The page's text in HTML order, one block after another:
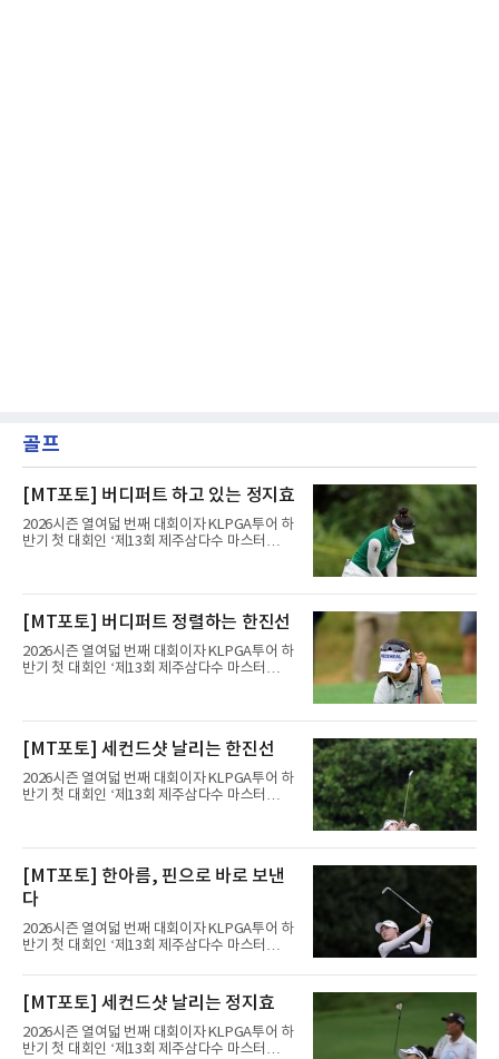
골프
[MT포토] 버디퍼트 하고 있는 정지효
2026시즌 열여덟 번째 대회이자 KLPGA투어 하
반기 첫 대회인 ‘제13회 제주삼다수 마스터
트(파72/6,767야드)에서 열리고 있다.8일 현재
에서 경기하고 있다.
[MT포토] 버디퍼트 정렬하는 한진선
2026시즌 열여덟 번째 대회이자 KLPGA투어 하
반기 첫 대회인 ‘제13회 제주삼다수 마스터
트(파72/6,767야드)에서 열리고 있다.8일 현재
에서 경기하고 있다.
[MT포토] 세컨드샷 날리는 한진선
2026시즌 열여덟 번째 대회이자 KLPGA투어 하
반기 첫 대회인 ‘제13회 제주삼다수 마스터
트(파72/6,767야드)에서 열리고 있다.8일 현재
에서 경기하고 있다.
[MT포토] 한아름, 핀으로 바로 보낸
다
2026시즌 열여덟 번째 대회이자 KLPGA투어 하
반기 첫 대회인 ‘제13회 제주삼다수 마스터
제주도 서귀포시에 위치한 테디밸리 골프앤리조
트(파72/6,767야드)에서 열리고 있다.8일 현재
3라운드 경기가 펼쳐지고 있다.한아름이 1번 홀
에서 경기하고 있다.
[MT포토] 세컨드샷 날리는 정지효
2026시즌 열여덟 번째 대회이자 KLPGA투어 하
반기 첫 대회인 ‘제13회 제주삼다수 마스터